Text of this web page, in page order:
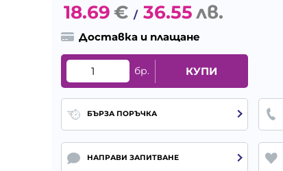
18.69€ / 36.55лв.
Доставка и плащане
бр. КУПИ
БЪРЗА ПОРЪЧКА
НАПРАВИ ЗАПИТВАНЕ